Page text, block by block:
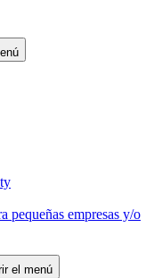
pequeñas empresas y/o
el menú